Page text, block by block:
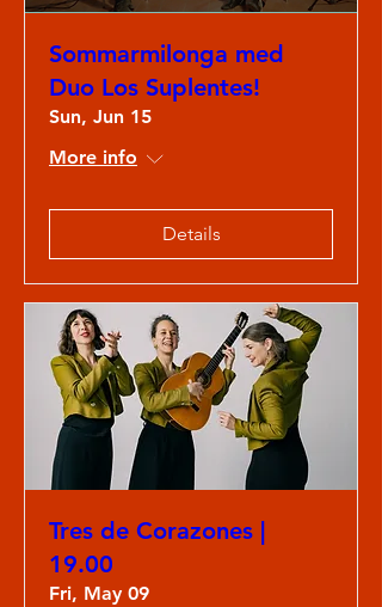
Sommarmilonga med
Duo Los Suplentes!
Sun, Jun 15
More info
Details
Tres de Corazones |
19.00
Fri, May 09